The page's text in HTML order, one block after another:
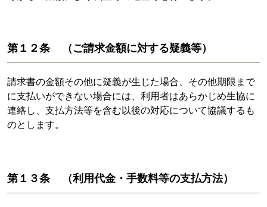
第１２条 （ご請求金額に対する疑義等）
請求書の金額その他に疑義が生じた場合、その他期限まで
に支払いができない場合には、利用者はあらかじめ生協に
連絡し、支払方法等を含む以後の対応について協議するも
のとします。
第１３条 （利用代金・手数料等の支払方法）